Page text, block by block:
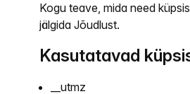
Kogu teave, mida need
jälgida Jõudlust.
Kasutatavad
__utmz